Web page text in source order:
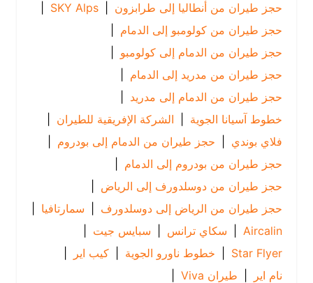
حجز طيران من أنطاليا إلى طرابزون |
SKY Alps
|
حجز طيران من كولومبو إلى الدمام
|
حجز طيران من الدمام إلى كولومبو |
حجز طيران من مدريد إلى الدمام
|
حجز طيران من الدمام إلى مدريد |
خطوط آسيانا الجوية
| الشركة الإفريقية للطيران |
فلاي بوندي | حجز طيران من الدمام إلى بودروم |
حجز طيران من بودروم إلى الدمام
|
حجز طيران من دوسلدورف إلى الرياض
|
حجز طيران من الرياض إلى دوسلدورف | سمارتافيا
|
Aircalin
| سكاي ترانس | سبايس جيت
|
Star Flyer
| خطوط ناورو الجوية | كيب اير |
| طيران Viva
|